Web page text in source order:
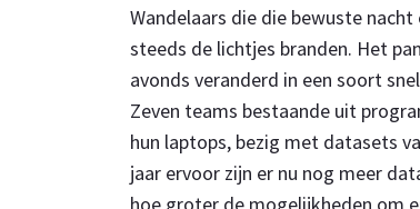
Wandelaars die die bewuste
steeds de lichtjes branden. Het
avonds veranderd in een soort
Zeven teams bestaande uit
hun laptops, bezig met datasets
jaar ervoor zijn er nu nog meer